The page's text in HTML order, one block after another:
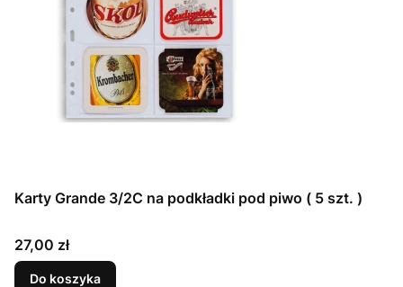
Karty Grande 3/2C na podkładki pod piwo ( 5 szt. )
Cena
27,00 zł
Do koszyka